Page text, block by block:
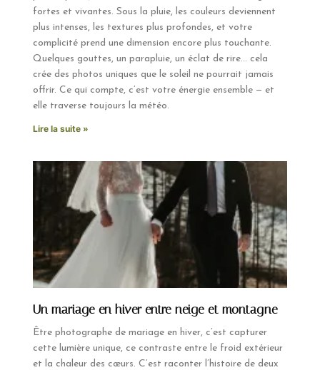
fortes et vivantes. Sous la pluie, les couleurs deviennent
plus intenses, les textures plus profondes, et votre
complicité prend une dimension encore plus touchante.
Quelques gouttes, un parapluie, un éclat de rire… cela
crée des photos uniques que le soleil ne pourrait jamais
offrir. Ce qui compte, c’est votre énergie ensemble — et
elle traverse toujours la météo.
Lire la suite »
Un mariage en hiver entre neige et montagne​
Être photographe de mariage en hiver, c’est capturer
cette lumière unique, ce contraste entre le froid extérieur
et la chaleur des cœurs. C’est raconter l’histoire de deux